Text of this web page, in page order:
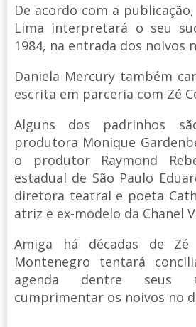
De acordo com a
Lima interpretará o seu
1984, na entrada dos noivos
Daniela Mercury também
escrita em parceria com Zé
Alguns dos padrinhos
produtora Monique
o produtor Raymond
estadual de São Paulo
diretora teatral e poeta
atriz e ex-modelo da Chanel
Amiga há décadas de Zé
Montenegro tentará
agenda dentre seus
cumprimentar os noivos no